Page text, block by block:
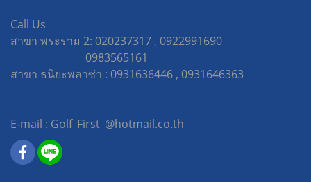
Call Us
สาขา พระราม 2: 020237317 , 0922991690
0983565161
สาขา ธนิยะพลาซ่า : 0931636446 , 0931646363
E-mail : Golf_First_@hotmail.co.th